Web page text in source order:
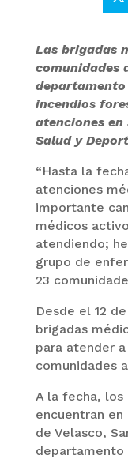
Las brigadas
comunidades
incendios
atenciones
Salud y
“Hasta la
atenciones
importante
médicos
atendiendo;
grupo de
23
Desde el 12
brigadas
para atender
comunidades
A la fecha, los
encuentran en
de Velasco,
departamento